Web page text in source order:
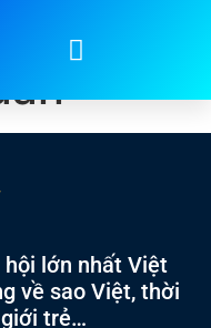
và
lớn nhất Việt
về sao Việt, thời
trẻ…